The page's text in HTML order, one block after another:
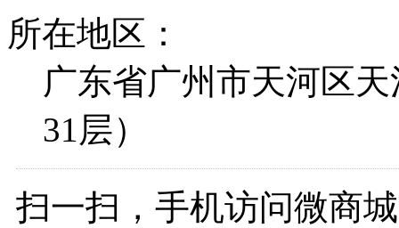
所在地区：
广东省广州市天河区
31层）
扫一扫，手机访问微商城